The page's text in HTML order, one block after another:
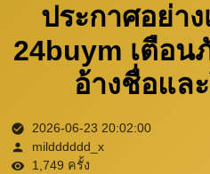
ประกาศอย่า
24buym เตือน
อ้างชื่อแล
2026-06-23 20:02:00
mildddddd_x
1,749 ครั้ง